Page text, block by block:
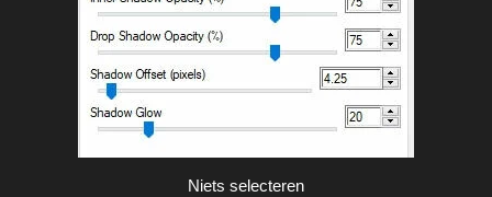
Niets selecteren